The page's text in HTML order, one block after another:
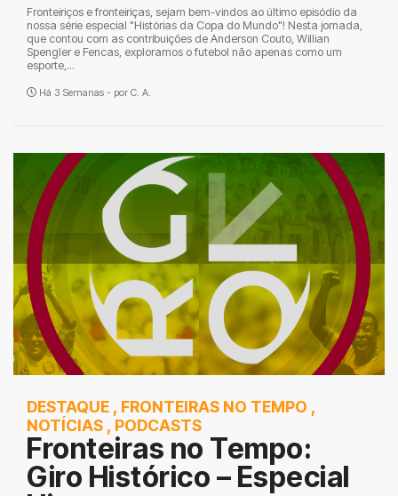
Fronteiriços e fronteiriças, sejam bem-vindos ao último episódio da
nossa série especial "Histórias da Copa do Mundo"! Nesta jornada,
que contou com as contribuições de Anderson Couto, Willian
Spengler e Fencas, exploramos o futebol não apenas como um
esporte,...
Há 3 Semanas - por C. A.
DESTAQUE , FRONTEIRAS NO TEMPO ,
NOTÍCIAS , PODCASTS
Fronteiras no Tempo:
Giro Histórico – Especial